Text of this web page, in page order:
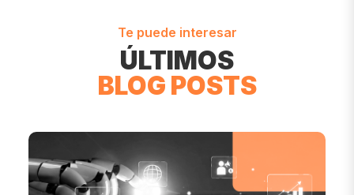
Te puede interesar
ÚLTIMOS
BLOG POSTS